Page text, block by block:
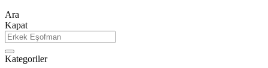
Ara
Kapat
Kategoriler